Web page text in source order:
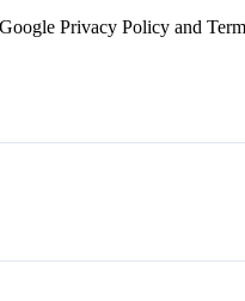
Privacy Policy and